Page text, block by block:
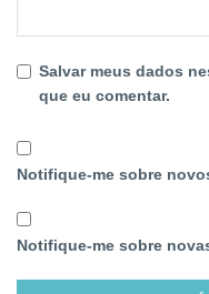
Salvar meus dados
que eu comentar.
Notifique-me sobre
Notifique-me sobre